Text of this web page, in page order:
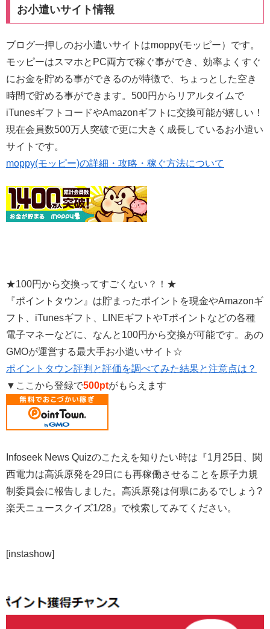
お小遣いサイト情報
ブログ一押しのお小遣いサイトはmoppy(モッピー）です。
モッピーはスマホとPC両方で稼ぐ事ができ、効率よくすぐ
にお金を貯める事ができるのが特徴で、ちょっとした空き
時間で貯める事ができます。500円からリアルタイムで
iTunesギフトコードやAmazonギフトに交換可能が嬉しい！
現在会員数500万人突破で更に大きく成長しているお小遣い
サイトです。
moppy(モッピー)の詳細・攻略・稼ぐ方法について
★100円から交換ってすごくない？！★
『ポイントタウン』は貯まったポイントを現金やAmazonギ
フト、iTunesギフト、LINEギフトやTポイントなどの各種
電子マネーなどに、なんと100円から交換が可能です。あの
GMOが運営する最大手お小遣いサイト☆
ポイントタウン評判と評価を調べてみた結果と注意点は？
▼ここから登録で500ptがもらえます
Infoseek News Quizのこたえを知りたい時は『1月25日、関
西電力は高浜原発を29日にも再稼働させることを原子力規
制委員会に報告しました。高浜原発は何県にあるでしょう?
楽天ニュースクイズ1/28』で検索してみてください。
[instashow]